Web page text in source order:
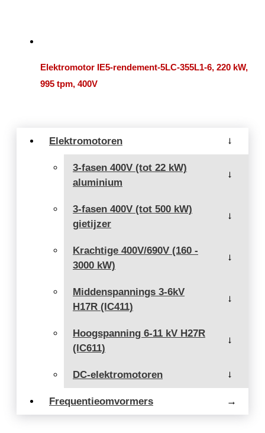
Elektromotoren →
3-fasen 400V (tot 22 kW)
aluminium
→
3-fasen 400V (tot 500 kW)
gietijzer
→
Krachtige 400V/690V (160 -
3000 kW)
→
Middenspannings 3-6kV
H17R (IC411)
→
Hoogspanning 6-11 kV H27R
(IC611)
→
DC-elektromotoren →
Frequentieomvormers →
Elektromotor IE5-rendement-5LC-355L1-6, 220 kW,
995 tpm, 400V